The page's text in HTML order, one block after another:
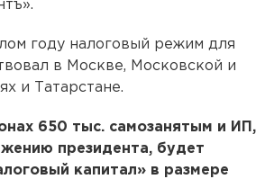
году налоговый режим для
в Москве, Московской и
и Татарстане.
650 тыс. самозанятым и ИП,
президента, будет
капитал» в размере